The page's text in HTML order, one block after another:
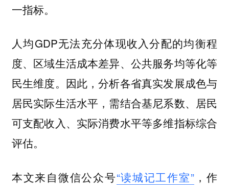
一指标。
人均GDP无法充分体现收入分配的均衡程
度、区域生活成本差异、公共服务均等化等
民生维度。因此，分析各省真实发展成色与
居民实际生活水平，需结合基尼系数、居民
可支配收入、实际消费水平等多维指标综合
评估。
本文来自微信公众号“读城记工作室”，作